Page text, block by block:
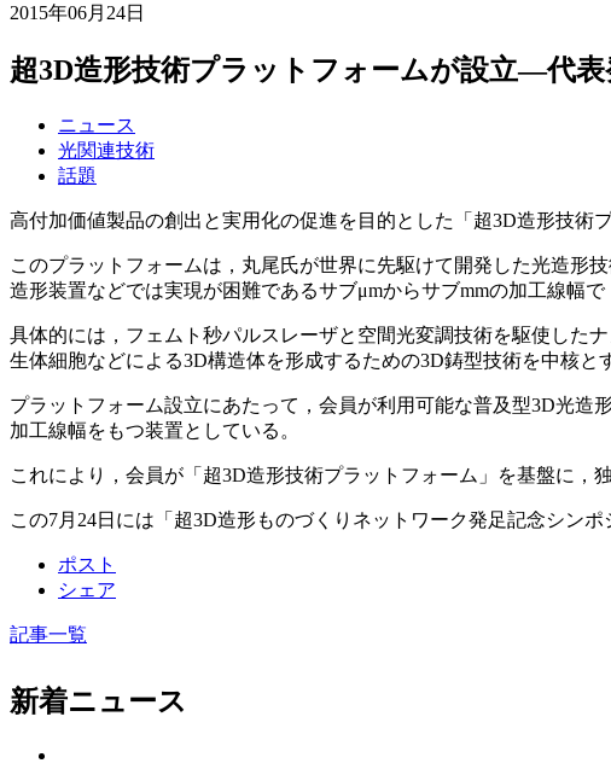
2015年06月24日
超3D造形技術プラットフォームが設立―代
ニュース
光関連技術
話題
高付加価値製品の創出と実用化の促進を目的とした「超3D造形技術
このプラットフォームは，丸尾氏が世界に先駆けて開発した光造形
造形装置などでは実現が困難であるサブμmからサブmmの加工線幅
具体的には，フェムト秒パルスレーザと空間光変調技術を駆使した
生体細胞などによる3D構造体を形成するための3D鋳型技術を中核と
プラットフォーム設立にあたって，会員が利用可能な普及型3D光
加工線幅をもつ装置としている。
これにより，会員が「超3D造形技術プラットフォーム」を基盤に，
この7月24日には「超3D造形ものづくりネットワーク発足記念シン
ポスト
シェア
記事一覧
新着ニュース